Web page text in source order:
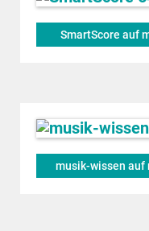
SmartScore auf
musik-wissen auf